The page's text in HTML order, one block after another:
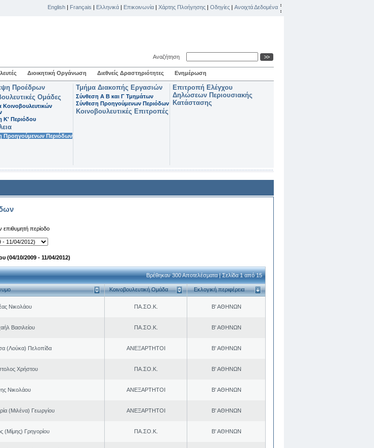
English | Français | Ελληνικά | Επικοινωνία | Χάρτης Πλοήγησης | Οδηγίες | Ανοιχτά Δεδομένα
Αναζήτηση
Διοικητική Οργάνωση Διεθνείς Δραστηριότητες Ενημέρωση
Προέδρων
Ομάδες
Κοινοβουλευτικών
K' Περιόδου
Προηγούμενων Περιόδων
Τμήμα Διακοπής Εργασιών
Σύνθεση Α Β και Γ Τμημάτων
Σύνθεση Προηγούμενων Περιόδων
Κοινοβουλευτικές Επιτροπές
Επιτροπή Ελέγχου
Δηλώσεων Περιουσιακής
Κατάστασης
επιθυμητή περίοδο
(04/10/2009 - 11/04/2012)
Βρέθηκαν 300 Αποτελέσματα | Σελίδα 1 από 15
Κοινοβουλευτική Ομάδα Εκλογική περιφέρεια
Νικολάου ΠΑ.ΣΟ.Κ. Β' ΑΘΗΝΩΝ
Βασιλείου ΠΑ.ΣΟ.Κ. Β' ΑΘΗΝΩΝ
(Λούκα) Πελοπίδα ΑΝΕΞΑΡΤΗΤΟΙ Β' ΑΘΗΝΩΝ
Χρήστου ΠΑ.ΣΟ.Κ. Β' ΑΘΗΝΩΝ
Νικολάου ΑΝΕΞΑΡΤΗΤΟΙ Β' ΑΘΗΝΩΝ
(Μιλένα) Γεωργίου ΑΝΕΞΑΡΤΗΤΟΙ Β' ΑΘΗΝΩΝ
(Μίμης) Γρηγορίου ΠΑ.ΣΟ.Κ. Β' ΑΘΗΝΩΝ